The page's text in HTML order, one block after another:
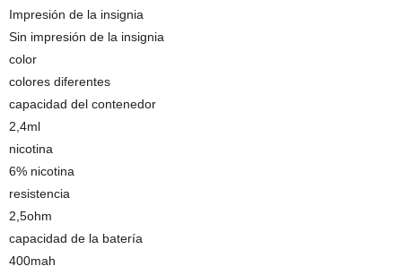
Impresión de la insignia
Sin impresión de la insignia
color
colores diferentes
capacidad del contenedor
2,4ml
nicotina
6% nicotina
resistencia
2,5ohm
capacidad de la batería
400mah